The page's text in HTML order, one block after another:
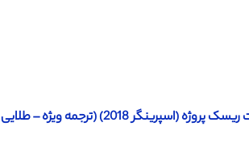
2018) (ترجمه ویژه – طلایی